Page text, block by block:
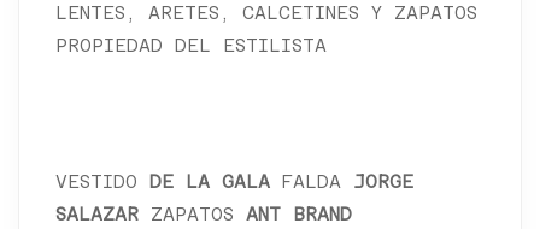
LENTES, ARETES, CALCETINES Y ZAPATOS
PROPIEDAD DEL ESTILISTA
VESTIDO DE LA GALA FALDA JORGE
SALAZAR ZAPATOS ANT BRAND